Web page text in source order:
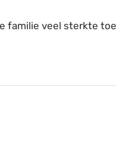
familie veel sterkte